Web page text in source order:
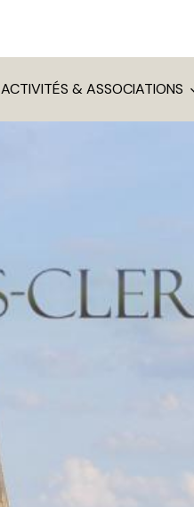
ACTIVITÉS & ASSOCIATIONS